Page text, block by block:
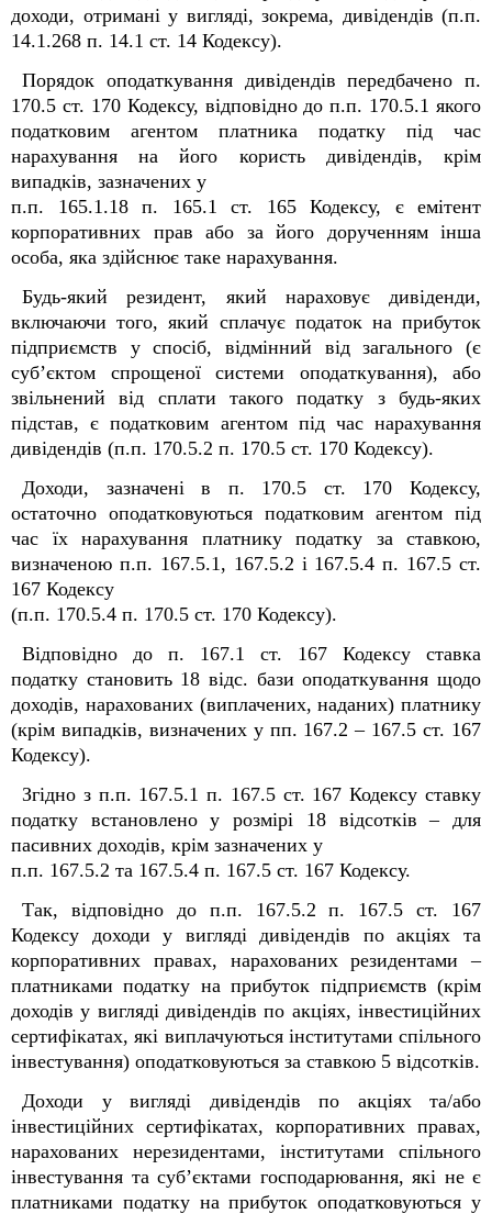
доходи, отримані у вигляді, зокрема, дивідендів (п.п.
14.1.268 п. 14.1 ст. 14 Кодексу).
Порядок оподаткування дивідендів передбачено п.
170.5 ст. 170 Кодексу, відповідно до п.п. 170.5.1 якого
податковим агентом платника податку під час
нарахування на його користь дивідендів, крім
випадків, зазначених у
п.п. 165.1.18 п. 165.1 ст. 165 Кодексу, є емітент
корпоративних прав або за його дорученням інша
особа, яка здійснює таке нарахування.
Будь-який резидент, який нараховує дивіденди,
включаючи того, який сплачує податок на прибуток
підприємств у спосіб, відмінний від загального (є
суб’єктом спрощеної системи оподаткування), або
звільнений від сплати такого податку з будь-яких
підстав, є податковим агентом під час нарахування
дивідендів (п.п. 170.5.2 п. 170.5 ст. 170 Кодексу).
Доходи, зазначені в п. 170.5 ст. 170 Кодексу,
остаточно оподатковуються податковим агентом під
час їх нарахування платнику податку за ставкою,
визначеною п.п. 167.5.1, 167.5.2 і 167.5.4 п. 167.5 ст.
167 Кодексу
(п.п. 170.5.4 п. 170.5 ст. 170 Кодексу).
Відповідно до п. 167.1 ст. 167 Кодексу ставка
податку становить 18 відс. бази оподаткування щодо
доходів, нарахованих (виплачених, наданих) платнику
(крім випадків, визначених у пп. 167.2 – 167.5 ст. 167
Кодексу).
Згідно з п.п. 167.5.1 п. 167.5 ст. 167 Кодексу ставку
податку встановлено у розмірі 18 відсотків – для
пасивних доходів, крім зазначених у
п.п. 167.5.2 та 167.5.4 п. 167.5 ст. 167 Кодексу.
Так, відповідно до п.п. 167.5.2 п. 167.5 ст. 167
Кодексу доходи у вигляді дивідендів по акціях та
корпоративних правах, нарахованих резидентами –
платниками податку на прибуток підприємств (крім
доходів у вигляді дивідендів по акціях, інвестиційних
сертифікатах, які виплачуються інститутами спільного
інвестування) оподатковуються за ставкою 5 відсотків.
Доходи у вигляді дивідендів по акціях та/або
інвестиційних сертифікатах, корпоративних правах,
нарахованих нерезидентами, інститутами спільного
інвестування та суб’єктами господарювання, які не є
платниками податку на прибуток оподатковуються у